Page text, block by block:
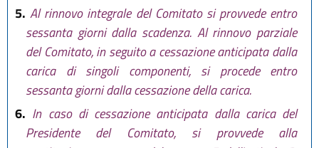
5. Al rinnovo integrale del Comitato si provvede entro
sessanta giorni dalla scadenza. Al rinnovo parziale
del Comitato, in seguito a cessazione anticipata dalla
carica di singoli componenti, si procede entro
sessanta giorni dalla cessazione della carica.
6. In caso di cessazione anticipata dalla carica del
Presidente del Comitato, si provvede alla